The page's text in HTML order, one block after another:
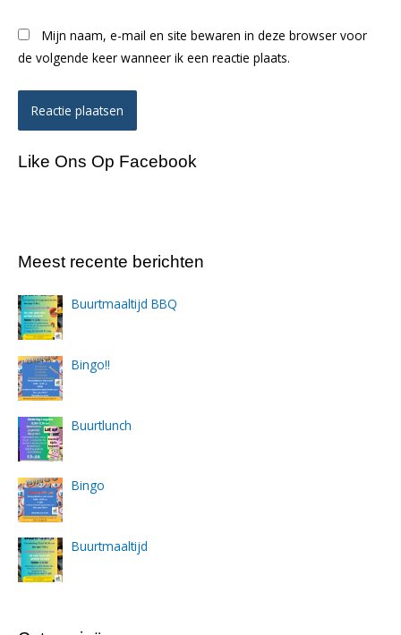
Mijn naam, e-mail en site bewaren in deze browser voor
de volgende keer wanneer ik een reactie plaats.
Like Ons Op Facebook
Meest recente berichten
Buurtmaaltijd BBQ
Bingo!!
Buurtlunch
Bingo
Buurtmaaltijd